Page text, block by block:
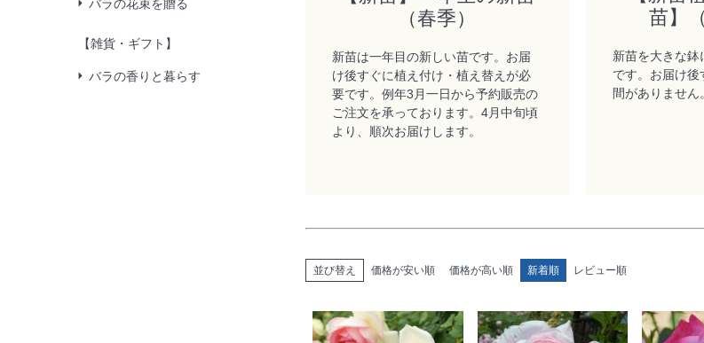
バラの花束を贈る
【雑貨・ギフト】
バラの香りと暮らす
（春季）
新苗は一年目の新しい苗です。お届
け後すぐに植え付け・植え替えが必
要です。例年3月一日から予約販売の
ご注文を承っております。4月中旬頃
より、順次お届けします。
苗】
新苗を大きな鉢
です。お届け後
間がありません。
並び替え 価格が安い順 価格が高い順 新着順 レビュー順